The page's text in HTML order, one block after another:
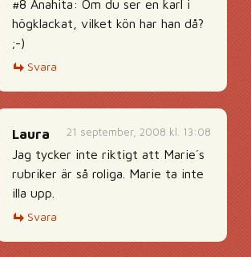
#8 Anahita: Om du ser en karl i
högklackat, vilket kön har han då?
;-)
Svara
21 september, 2008 kl. 13:08
Laura
Jag tycker inte riktigt att Marie´s
rubriker är så roliga. Marie ta inte
illa upp.
Svara